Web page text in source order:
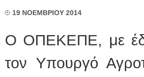
19 ΝΟΕΜΒΡΙΟΥ 2014
Ο ΟΠΕΚΕΠΕ, με
τον Υπουργό